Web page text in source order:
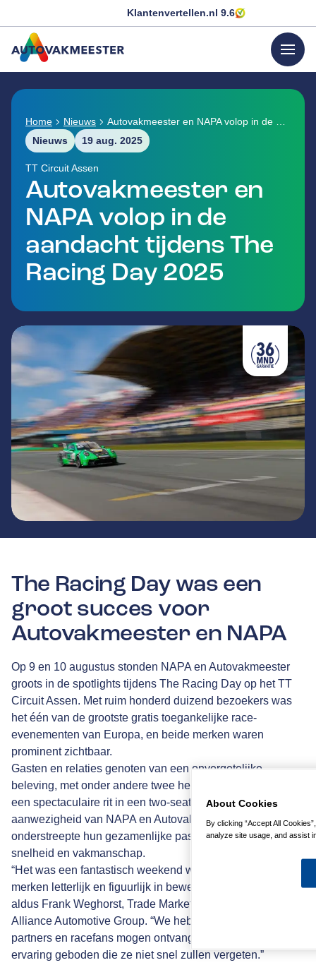
Klantenvertellen.nl 9.6
GA NAAR DE HOMEPAGINA
menu
Home Nieuws
Nieuws
19 aug. 2025
Autovakmeester en
NAPA volop in de
aandacht tijdens The
Racing Day 2025
TT Circuit Assen
The Racing Day was een
groot succes voor
Autovakmeester en NAPA
Op 9 en 10 augustus stonden NAPA en Autovakmeester
groots in de spotlights tijdens The Racing Day op het TT
Circuit Assen. Met ruim honderd duizend bezoekers was
het één van de grootste gratis toegankelijke race-
evenementen van Europa, en beide merken waren
prominent zichtbaar.
Gasten en relaties genoten van een onvergetelijke
beleving, met onder andere twee helikoptervluchten en
een spectaculaire rit in een two-seater racewagen. De
aanwezigheid van NAPA en Autovakmeester
onderstreepte hun gezamenlijke passie voor techniek,
snelheid en vakmanschap.
“Het was een fantastisch weekend waarin we onze
merken letterlijk en figuurlijk in beweging hebben gezet,”
aldus Frank Weghorst, Trade Marketing Manager bij
Alliance Automotive Group. “We hebben veel klanten,
partners en racefans mogen ontvangen en hen een
ervaring geboden die ze niet snel zullen vergeten.”
About Cookies
By clicking “Accept All
analyze site usage, and assist